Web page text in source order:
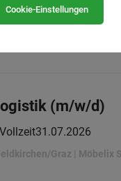
GmbH
(m/w/d)
Vollzeit31.07.2026
Graz | Möbelix
Cookie-Einstellungen